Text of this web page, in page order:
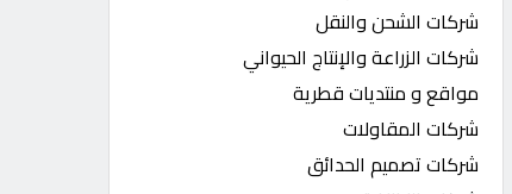
شركات الشحن والنقل
شركات الزراعة والإنتاج الحيواني
مواقع و منتديات قطرية
شركات المقاولات
شركات تصميم الحدائق